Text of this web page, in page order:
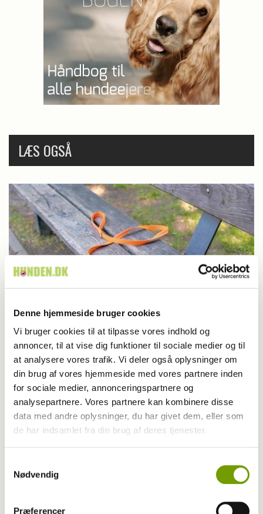
Denne hjemmeside bruger cookies
Vi bruger cookies til at tilpasse vores indhold og
annoncer, til at vise dig funktioner til sociale medier og til
at analysere vores trafik. Vi deler også oplysninger om
din brug af vores hjemmeside med vores partnere inden
for sociale medier, annonceringspartnere og
analysepartnere. Vores partnere kan kombinere disse
data med andre oplysninger, du har givet dem, eller som
de har indsamlet fra din brug af deres tjenester.
Nødvendig
Præferencer
LÆS OGSÅ
Livet med hund
Hvad gør man, hvis hunden løber væk?